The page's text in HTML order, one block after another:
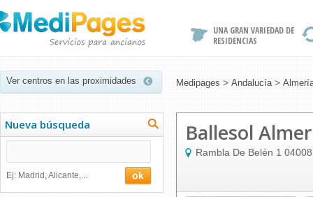
UNA GRAN VARIEDAD DE
RESIDENCIAS
Ver centros en las proximidades Medipages > Andalucía >
Nueva búsqueda
Ej: Madrid, Alicante,...
Ballesol
Rambla De Belén 1 04008